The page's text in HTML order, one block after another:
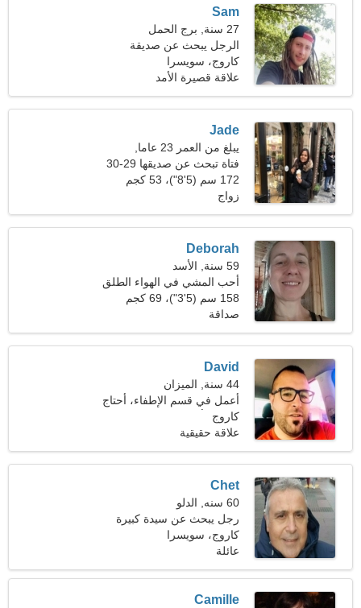
Sam
27 سنة, برج الحمل
الرجل يبحث عن صديقة
كاروج، سويسرا
علاقة قصيرة الأمد
Jade
يبلغ من العمر 23 عاما,
الميزان
فتاة تبحث عن صديقها 29-30
172 سم (5'8")، 53 كجم
(116 رطلا)زواج
Deborah
59 سنة, الأسد
أحب المشي في الهواء الطلق
والجولف
158 سم (5'3")، 69 كجم
(152 رطلا)
صداقة
David
44 سنة, الميزان
أعمل في قسم الإطفاء، أحتاج
إلى امرأة استثنائية
كاروج
علاقة حقيقية
Chet
60 سنه, الدلو
رجل يبحث عن سيدة كبيرة
كاروج، سويسرا
عائلة
Camille